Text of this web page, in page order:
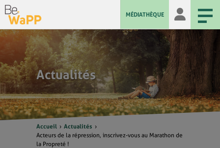
MÉDIATHÈQUE
Actualités
Accueil
Actualités
Acteurs de la répression, inscrivez-vous au Marathon de
la Propreté !